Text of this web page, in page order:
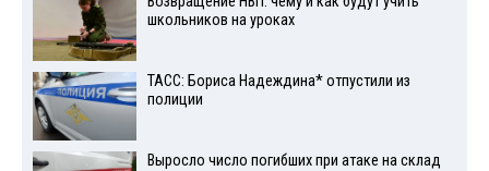
школьников на уроках
ТАСС: Бориса Надеждина* отпустили из
полиции
Выросло число погибших при атаке на склад